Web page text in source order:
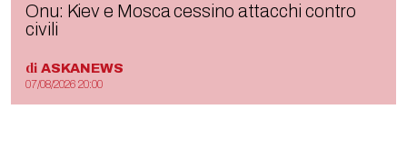
Onu: Kiev e Mosca cessino attacchi contro
civili
di ASKANEWS
07/08/2026 20:00